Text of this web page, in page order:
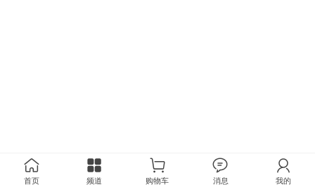
首页 频道 购物车 消息 我的